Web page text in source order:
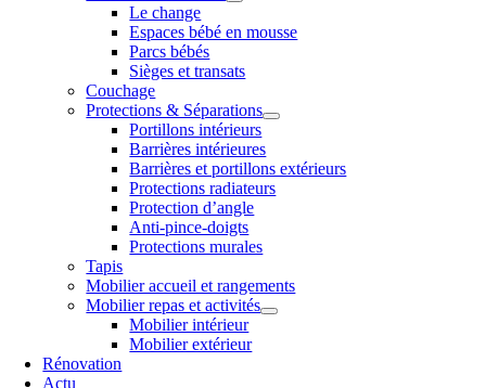
Le change
Espaces bébé en mousse
Parcs bébés
Sièges et transats
Couchage
Protections & Séparations
Portillons intérieurs
Barrières intérieures
Barrières et portillons extérieurs
Protections radiateurs
Protection d’angle
Anti-pince-doigts
Protections murales
Tapis
Mobilier accueil et rangements
Mobilier repas et activités
Mobilier intérieur
Mobilier extérieur
Rénovation
Actu